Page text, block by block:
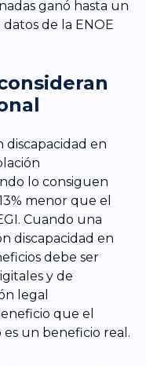
ganó hasta un
de la ENOE
discapacidad en
lo consiguen
menor que el
Cuando una
discapacidad en
debe ser
y de
legal
que el
un beneficio real.